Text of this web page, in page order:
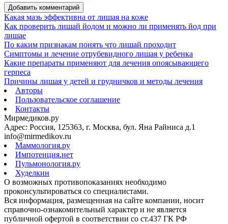
Добавить комментарий
Какая мазь эффективна от лишая на коже
Как проверить лишай йодом и можно ли применять йод при
лишае
По каким признакам понять что лишай проходит
Симптомы и лечение отрубевидного лишая у ребенка
Какие препараты применяют для лечения опоясывающего
герпеса
Причины лишая у детей и грудничков и методы лечения
Авторы
Пользовательское соглашение
Контакты
Мирмедиков.ру
Адрес: Россия, 125363, г. Москва, бул. Яна Райниса д.1
info@mirmedikov.ru
Маммология.ру
Импотенция.нет
Пульмонология.ру
Худелкин
О возможных противопоказаниях необходимо
проконсультироваться со специалистами.
Вся информация, размещенная на сайте компании, носит
справочно-ознакомительный характер и не является
публичной офертой в соответствии со ст.437 ГК РФ